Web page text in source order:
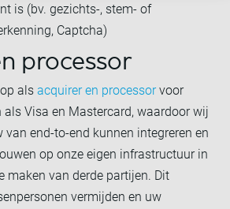
is (bv. gezichts-, stem- of
Captcha)
processor
als acquirer en processorvoor
Visa en Mastercard, waardoor wij
van end-to-end kunnen integreren en
op onze eigen infrastructuur in
maken van derde partijen. Dit
vermijden en uw